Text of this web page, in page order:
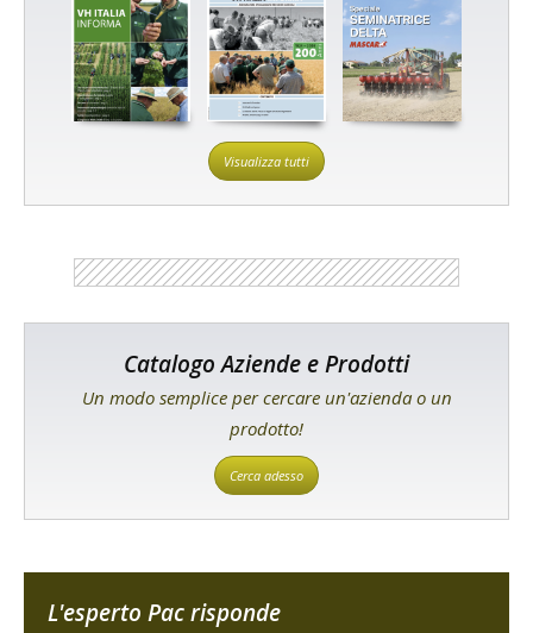
Visualizza tutti
Catalogo Aziende e Prodotti
Un modo semplice per cercare un'azienda o un
prodotto!
Cerca adesso
L'esperto Pac risponde